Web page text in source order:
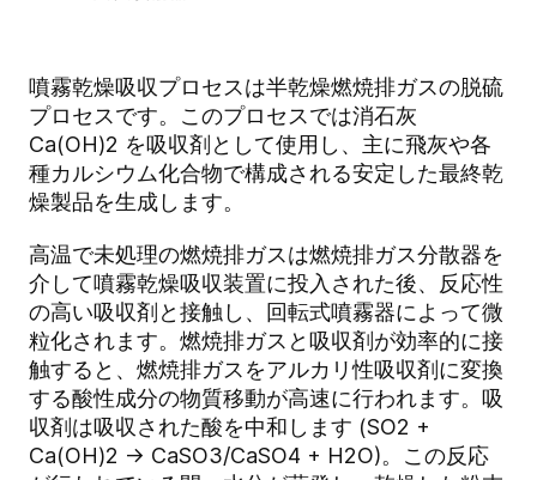
噴霧乾燥吸収プロセスは半乾燥燃焼排ガスの脱硫
プロセスです。このプロセスでは消石灰
Ca(OH)2 を吸収剤として使用し、主に飛灰や各
種カルシウム化合物で構成される安定した最終乾
燥製品を生成します。
高温で未処理の燃焼排ガスは燃焼排ガス分散器を
介して噴霧乾燥吸収装置に投入された後、反応性
の高い吸収剤と接触し、回転式噴霧器によって微
粒化されます。燃焼排ガスと吸収剤が効率的に接
触すると、燃焼排ガスをアルカリ性吸収剤に変換
する酸性成分の物質移動が高速に行われます。吸
収剤は吸収された酸を中和します (SO2 +
Ca(OH)2 -> CaSO3/CaSO4 + H2O)。この反応